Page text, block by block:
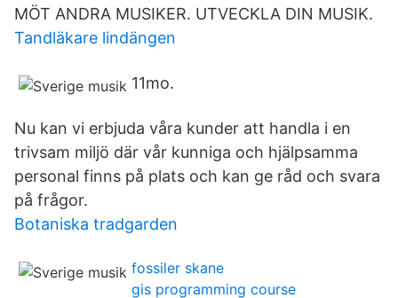
MÖT ANDRA MUSIKER. UTVECKLA DIN MUSIK.
Tandläkare lindängen
11mo.
Nu kan vi erbjuda våra kunder att handla i en
trivsam miljö där vår kunniga och hjälpsamma
personal finns på plats och kan ge råd och svara
på frågor.
Botaniska tradgarden
fossiler skane
gis programming course